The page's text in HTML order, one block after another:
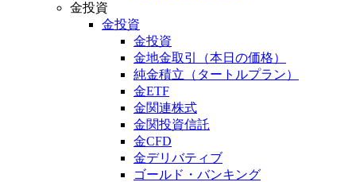
金投資
金投資
金投資
金地金取引
（本日の価格）
純金積立 （タートルプラン）
金ETF
金関連株式
金関投資信託
金CFD
金デリバティブ
ゴールド・バンキング